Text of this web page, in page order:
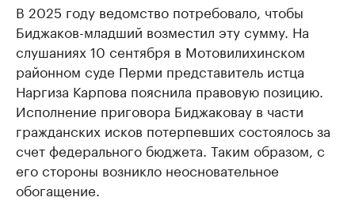
В 2025 году ведомство потребовало, чтобы
Биджаков-младший возместил эту сумму. На
слушаниях 10 сентября в Мотовилихинском
районном суде Перми представитель истца
Наргиза Карпова пояснила правовую позицию.
Исполнение приговора Биджаковау в части
гражданских исков потерпевших состоялось за
счет федерального бюджета. Таким образом, с
его стороны возникло неосновательное
обогащение.